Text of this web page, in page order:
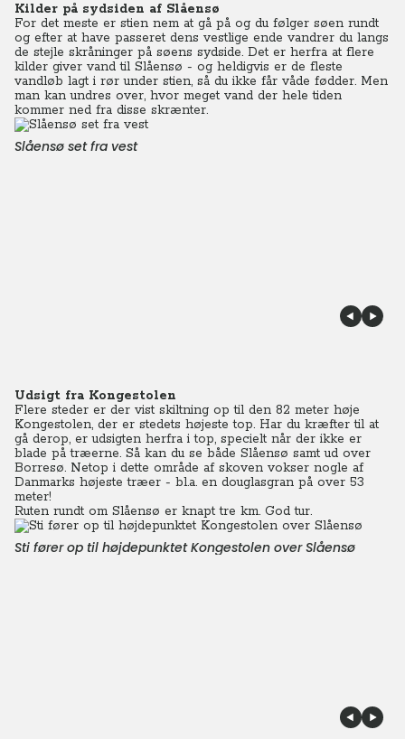
Kilder på sydsiden af Slåensø
For det meste er stien nem at gå på og du følger søen rundt
og efter at have passeret dens vestlige ende vandrer du langs
de stejle skråninger på søens sydside. Det er herfra at flere
kilder giver vand til Slåensø - og heldigvis er de fleste
vandløb lagt i rør under stien, så du ikke får våde fødder. Men
man kan undres over, hvor meget vand der hele tiden
kommer ned fra disse skrænter.
Slåensø set fra vest
Udsigt fra Kongestolen
Flere steder er der vist skiltning op til den 82 meter høje
Kongestolen, der er stedets højeste top. Har du kræfter til at
gå derop, er udsigten herfra i top, specielt når der ikke er
blade på træerne. Så kan du se både Slåensø samt ud over
Borresø. Netop i dette område af skoven vokser nogle af
Danmarks højeste træer - bl.a. en douglasgran på over 53
meter!
Ruten rundt om Slåensø er knapt tre km. God tur.
Sti fører op til højdepunktet Kongestolen over Slåensø